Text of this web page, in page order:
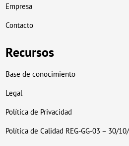
Empresa
Contacto
Recursos
Base de conocimiento
Legal
Política de Privacidad
Política de Calidad REG-GG-03 – 30/